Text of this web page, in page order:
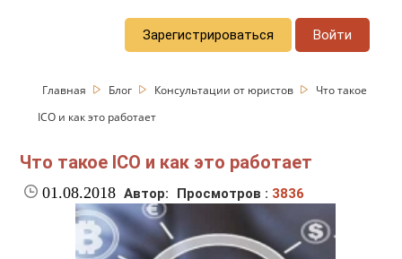
Зарегистрироваться Войти
Главная Блог Консультации от юристов
Что такое
ICO и как это работает
Что такое ICO и как это работает
01.08.2018 Автор: Просмотров : 3836